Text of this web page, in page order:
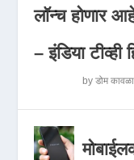
लॉन्च होणार
– इंडिया टीव्ही
byडोम कावळा